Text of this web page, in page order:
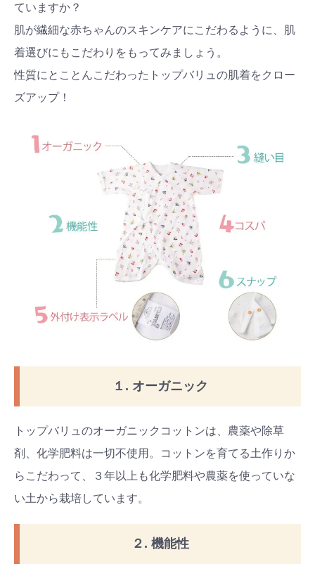
ていますか？
肌が繊細な赤ちゃんのスキンケアにこだわるように、肌
着選びにもこだわりをもってみましょう。
性質にとことんこだわったトップバリュの肌着をクロー
ズアップ！
１. オーガニック
トップバリュのオーガニックコットンは、農薬や除草
剤、化学肥料は一切不使用。コットンを育てる土作りか
らこだわって、３年以上も化学肥料や農薬を使っていな
い土から栽培しています。
２. 機能性